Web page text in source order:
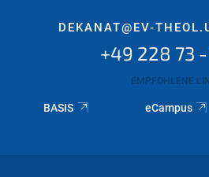
DEKANAT@EV-
+49 228 73
EMPFOHLENE
BASIS eCampus